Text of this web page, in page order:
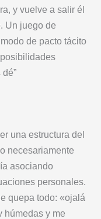
y vuelve a salir él
Un juego de
de pacto tácito
una estructura del
necesariamente
asociando
personales.
quepa todo: «ojalá
húmedas y me